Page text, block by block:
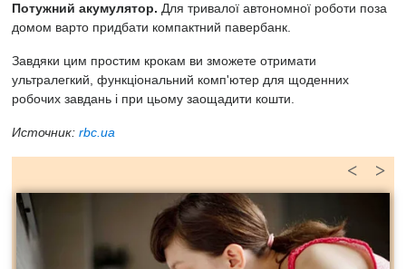
Потужний акумулятор. Для тривалої автономної роботи поза
домом варто придбати компактний павербанк.
Завдяки цим простим крокам ви зможете отримати
ультралегкий, функціональний комп'ютер для щоденних
робочих завдань і при цьому заощадити кошти.
Источник: rbc.ua
>
<